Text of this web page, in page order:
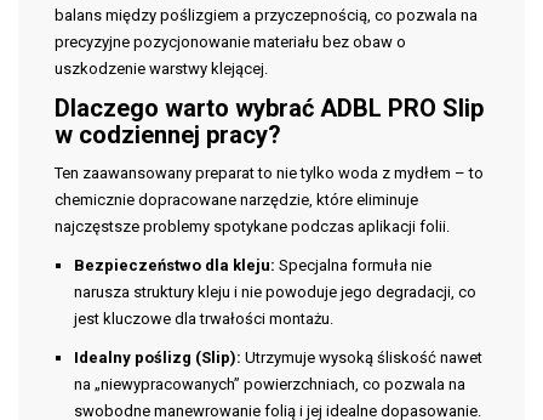
balans między poślizgiem a przyczepnością, co pozwala na
precyzyjne pozycjonowanie materiału bez obaw o
uszkodzenie warstwy klejącej.
Dlaczego warto wybrać ADBL PRO Slip
w codziennej pracy?
Ten zaawansowany preparat to nie tylko woda z mydłem – to
chemicznie dopracowane narzędzie, które eliminuje
najczęstsze problemy spotykane podczas aplikacji folii.
Bezpieczeństwo dla kleju: Specjalna formuła nie
narusza struktury kleju i nie powoduje jego degradacji, co
jest kluczowe dla trwałości montażu.
Idealny poślizg (Slip): Utrzymuje wysoką śliskość nawet
na „niewypracowanych” powierzchniach, co pozwala na
swobodne manewrowanie folią i jej idealne dopasowanie.